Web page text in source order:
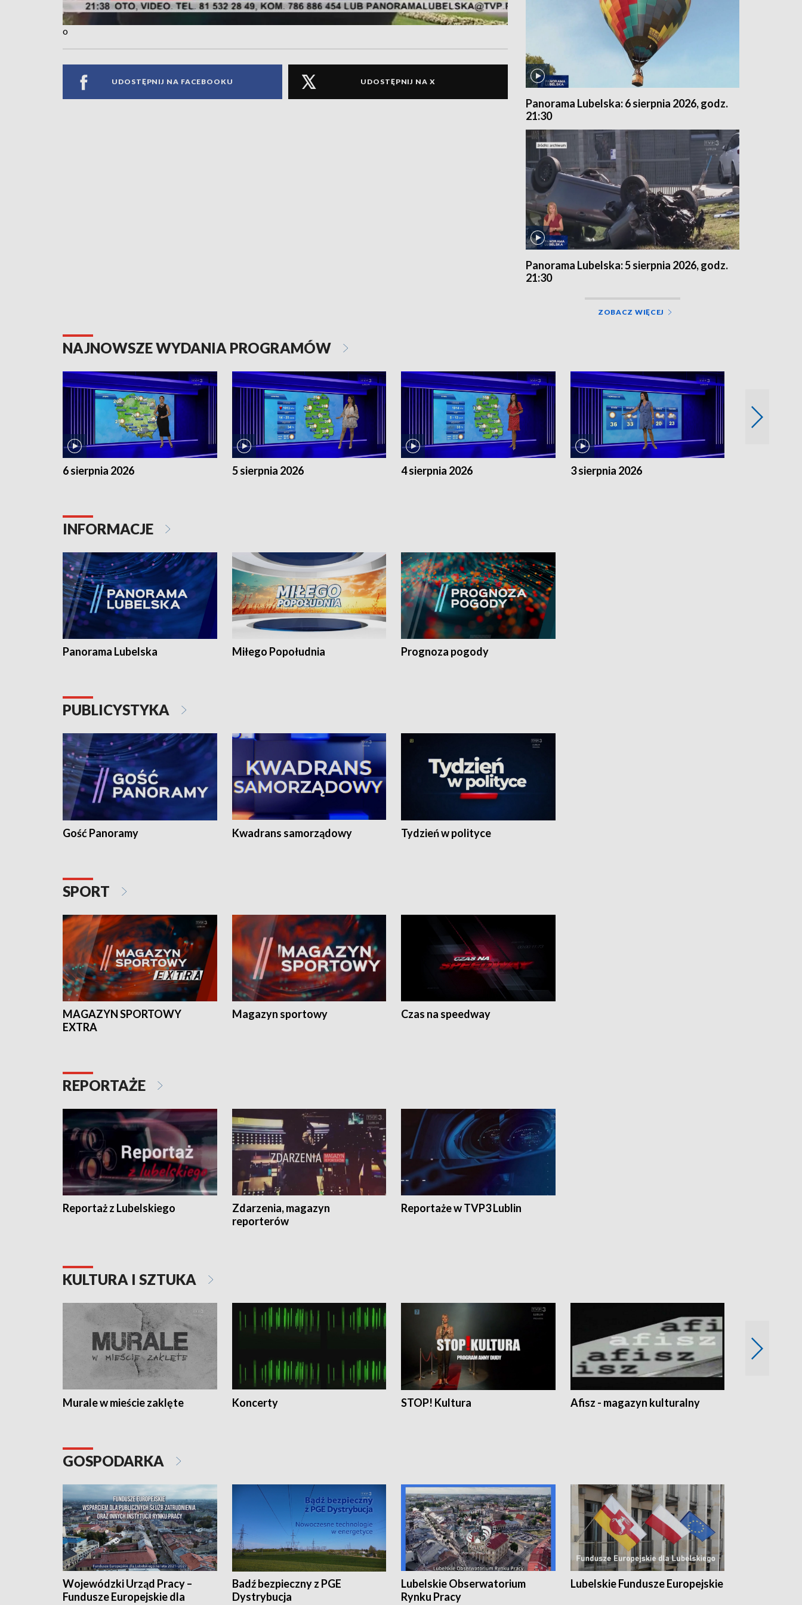
o
UDOSTĘPNIJ NA FACEBOOKU UDOSTĘPNIJ NA X
Panorama Lubelska: 6 sierpnia 2026, godz.
21:30
Panorama Lubelska: 5 sierpnia 2026, godz.
21:30
ZOBACZ WIĘCEJ
NAJNOWSZE WYDANIA PROGRAMÓW
6 sierpnia 2026 5 sierpnia 2026 4 sierpnia 2026 3 sierpnia 2026
INFORMACJE
Panorama Lubelska Miłego Popołudnia Prognoza pogody
PUBLICYSTYKA
Gość Panoramy Kwadrans samorządowy Tydzień w polityce
SPORT
MAGAZYN SPORTOWY
EXTRA
Magazyn sportowy Czas na speedway
REPORTAŻE
Reportaż z Lubelskiego
Zdarzenia, magazyn
reporterów
Reportaże w TVP3 Lublin
KULTURA I SZTUKA
Murale w mieście zaklęte Koncerty STOP! Kultura Afisz - magazyn kulturalny
GOSPODARKA
Wojewódzki Urząd Pracy –
Fundusze Europejskie dla
Badź bezpieczny z PGE
Dystrybucja
Lubelskie Obserwatorium
Rynku Pracy
Lubelskie Fundusze Europejskie